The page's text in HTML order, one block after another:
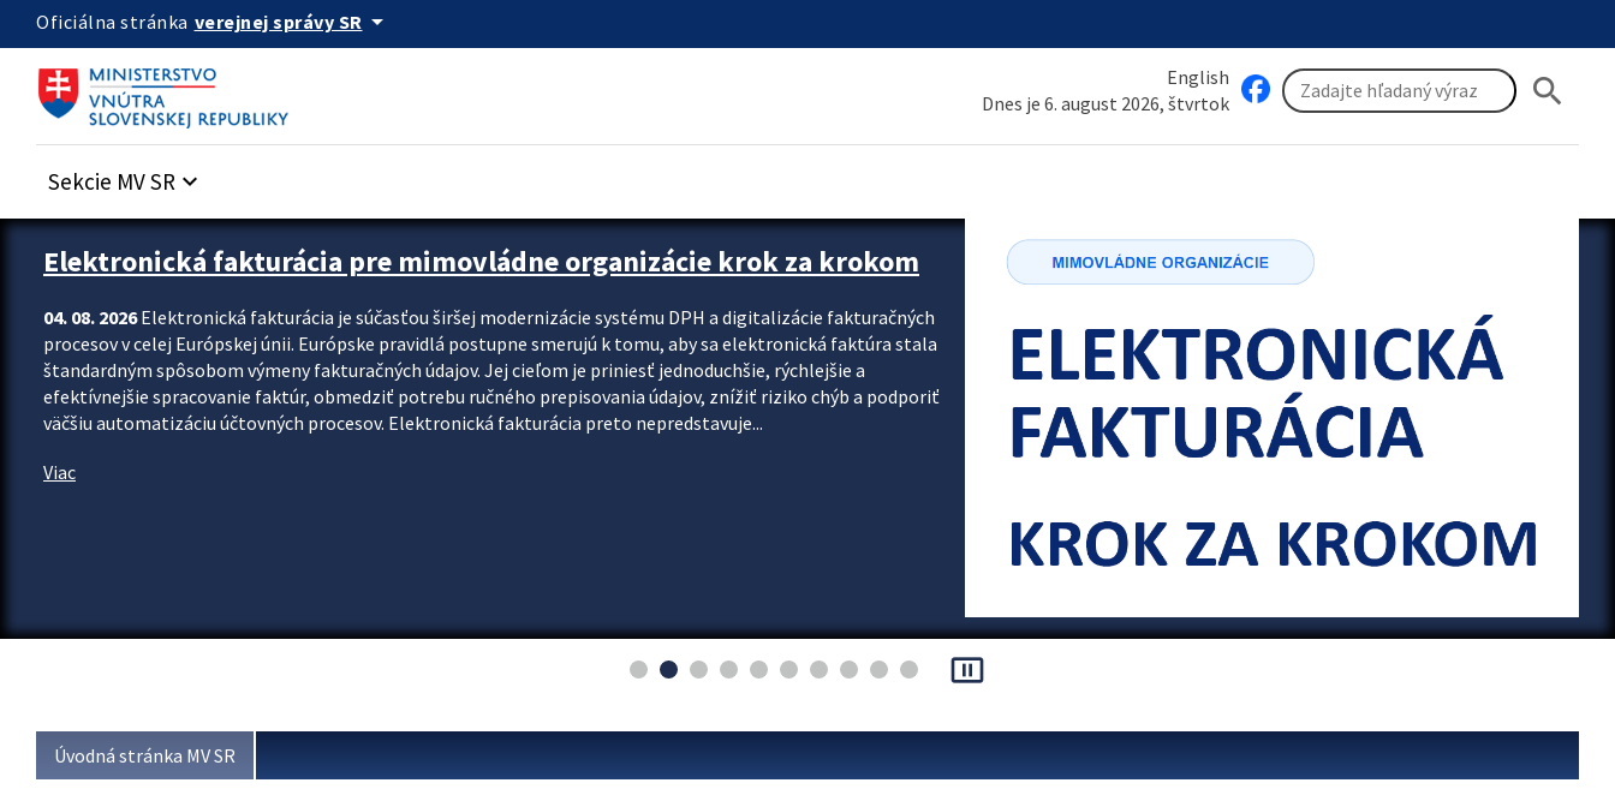
Preskocit na hlavný obsah
Oficiálna stránka verejnej správy SR arrow_drop_down
English
Dnes je 6. august 2026, štvrtok
search
Sekcie MV SR keyboard_arrow_down
Zastavit automatický posun upútavok
Elektronická fakturácia pre mimovládne organizácie krok za krokom
04. 08. 2026Elektronická fakturácia je súčasťou širšej modernizácie systému DPH a digitalizácie fakturačných
procesov v celej Európskej únii. Európske pravidlá postupne smerujú k tomu, aby sa elektronická faktúra stala
štandardným spôsobom výmeny fakturačných údajov. Jej cieľom je priniesť jednoduchšie, rýchlejšie a
efektívnejšie spracovanie faktúr, obmedziť potrebu ručného prepisovania údajov, znížiť riziko chýb a podporiť
väčšiu automatizáciu účtovných procesov. Elektronická fakturácia preto nepredstavuje...
Viac
pause_presentation
Úvodná stránka MV SR